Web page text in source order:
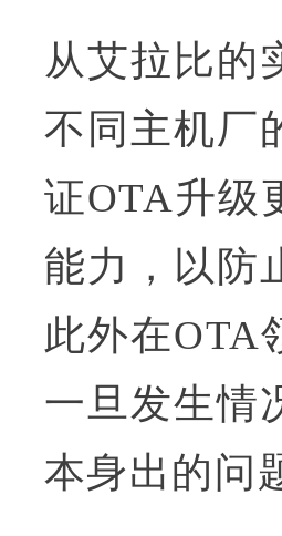
从艾拉比的
不同主机厂
证OTA升级
能力，以防
此外在OTA
一旦发生情
本身出的问